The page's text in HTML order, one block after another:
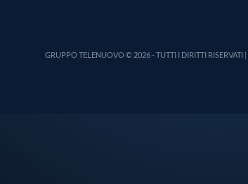
GRUPPO TELENUOVO © 2026 - TUTTI I DIRITTI RISERVATI |